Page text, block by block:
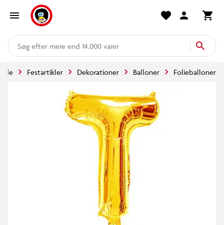
mere end 14.000 varer
Festartikler Dekorationer Balloner Folieballoner